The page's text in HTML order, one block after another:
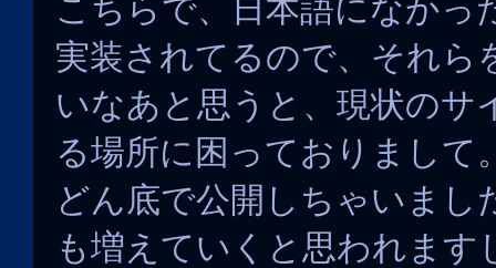
こちらで、日本語になかっ
実装されてるので、それら
いなあと思うと、現状のサ
る場所に困っておりまして
どん底で公開しちゃいまし
も増えていくと思われます